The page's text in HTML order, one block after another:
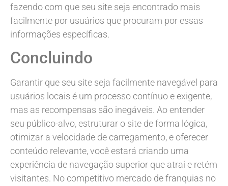
fazendo com que seu site seja encontrado mais
facilmente por usuários que procuram por essas
informações específicas.
Concluindo
Garantir que seu site seja facilmente navegável para
usuários locais é um processo contínuo e exigente,
mas as recompensas são inegáveis. Ao entender
seu público-alvo, estruturar o site de forma lógica,
otimizar a velocidade de carregamento, e oferecer
conteúdo relevante, você estará criando uma
experiência de navegação superior que atrai e retém
visitantes. No competitivo mercado de franquias no